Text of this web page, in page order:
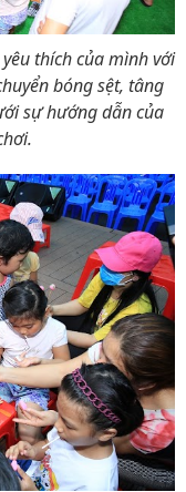
thích của mình với
bóng sệt, tâng
sự hướng dẫn của